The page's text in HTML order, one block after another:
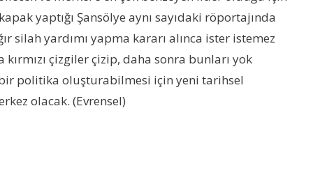
yaptığı Şansölye aynı sayıdaki röportajında
silah yardımı yapma kararı alınca ister istemez
çizgiler çizip, daha sonra bunları yok
bir politika oluşturabilmesi için yeni tarihsel
olacak. (Evrensel)